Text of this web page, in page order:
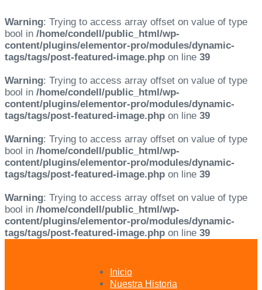
Warning: Trying to access array offset on value of type
bool in /home/condell/public_html/wp-
content/plugins/elementor-pro/modules/dynamic-
tags/tags/post-featured-image.php on line 39
Warning: Trying to access array offset on value of type
bool in /home/condell/public_html/wp-
content/plugins/elementor-pro/modules/dynamic-
tags/tags/post-featured-image.php on line 39
Warning: Trying to access array offset on value of type
bool in /home/condell/public_html/wp-
content/plugins/elementor-pro/modules/dynamic-
tags/tags/post-featured-image.php on line 39
Warning: Trying to access array offset on value of type
bool in /home/condell/public_html/wp-
content/plugins/elementor-pro/modules/dynamic-
tags/tags/post-featured-image.php on line 39
Inicio
Nuestra Historia